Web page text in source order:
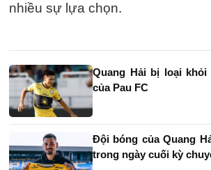
nhiều sự lựa chọn.
Quang Hải bị loại
của Pau FC
Đội bóng của Quang
trong ngày cuối kỳ